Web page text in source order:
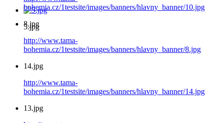
5.jpg
bohemia.cz/1testsite/images/banners/hlavny_banner/10.jpg
8.jpg
http://www.tama-
bohemia.cz/1testsite/images/banners/hlavny_banner/8.jpg
14.jpg
http://www.tama-
bohemia.cz/1testsite/images/banners/hlavny_banner/14.jpg
13.jpg